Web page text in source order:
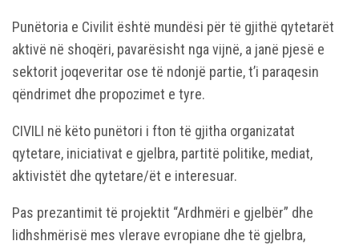
Punëtoria e Civilit është mundësi për të gjithë qytetarët
aktivë në shoqëri, pavarësisht nga vijnë, a janë pjesë e
sektorit joqeveritar ose të ndonjë partie, t’i paraqesin
qëndrimet dhe propozimet e tyre.
CIVILI në këto punëtori i fton të gjitha organizatat
qytetare, iniciativat e gjelbra, partitë politike, mediat,
aktivistët dhe qytetare/ët e interesuar.
Pas prezantimit të projektit “Ardhmëri e gjelbër” dhe
lidhshmërisë mes vlerave evropiane dhe të gjelbra,